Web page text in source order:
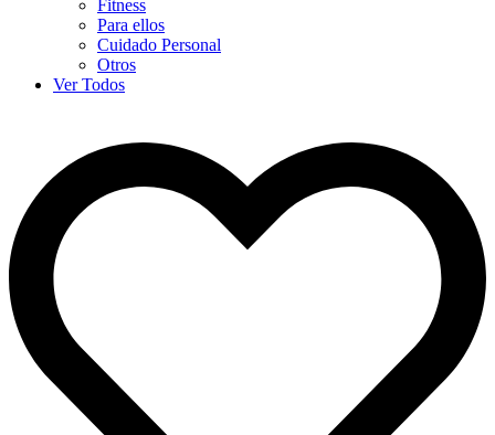
Fitness
Para ellos
Cuidado Personal
Otros
Ver Todos